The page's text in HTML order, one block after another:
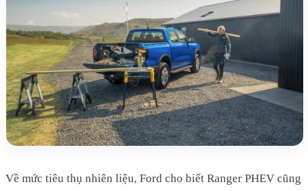
Về mức tiêu thụ nhiên liệu, Ford cho biết Ranger PHEV cũng